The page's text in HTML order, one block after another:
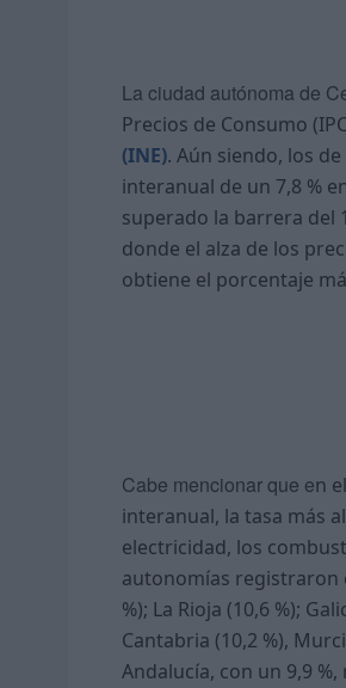
La ciudad autónoma de
Precios de Consumo
(INE). Aún siendo, los
interanual de un 7,8 %
superado la barrera del
donde el alza de los
obtiene el porcentaje
Cabe mencionar que en
interanual, la tasa más
electricidad, los
autonomías registraron
%); La Rioja (10,6 %);
Cantabria (10,2 %),
Andalucía, con un 9,9